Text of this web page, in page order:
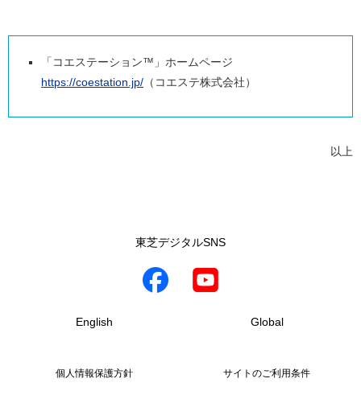
「コエステーション™」ホームページ
https://coestation.jp/ （コエステ株式会社）
以上
東芝デジタルSNS
English Global
個人情報保護方針 サイトのご利用条件